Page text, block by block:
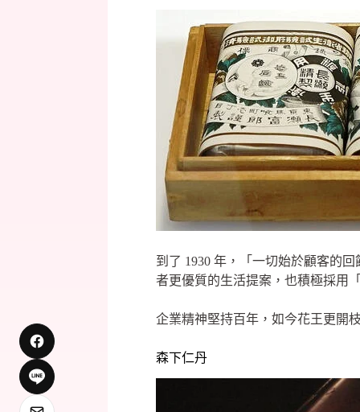
到了 1930 年，「一切始於顧客的
者更優質的生活提案，也積極採用
企業精神堅持百年，如今花王更開
森下仁丹